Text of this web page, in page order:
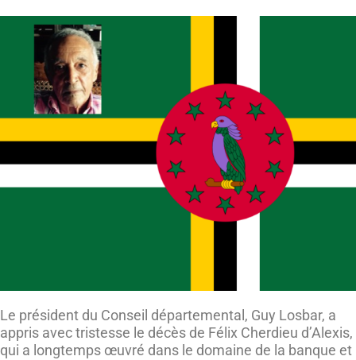
Le président du Conseil départemental, Guy Losbar, a
appris avec tristesse le décès de Félix Cherdieu d’Alexis,
qui a longtemps œuvré dans le domaine de la banque et